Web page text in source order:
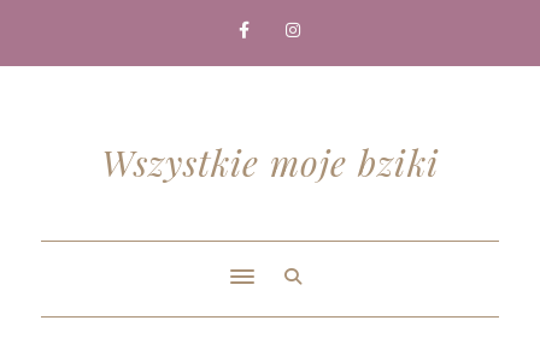
Wszystkie moje bziki